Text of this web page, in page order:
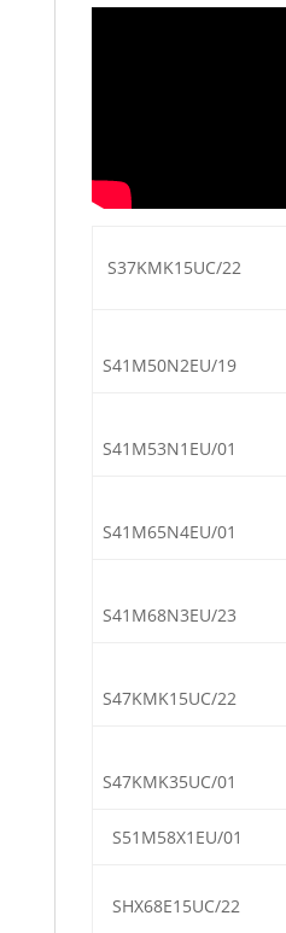
S37KMK15UC/22
S41M50N2EU/19
S41M53N1EU/01
S41M65N4EU/01
S41M68N3EU/23
S47KMK15UC/22
S47KMK35UC/01
S51M58X1EU/01
SHX68E15UC/22